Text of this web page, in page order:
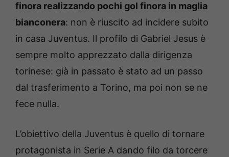
finora realizzando pochi gol finora in maglia
bianconera: non è riuscito ad incidere subito
in casa Juventus. Il profilo di Gabriel Jesus è
sempre molto apprezzato dalla dirigenza
torinese: già in passato è stato ad un passo
dal trasferimento a Torino, ma poi non se ne
fece nulla.
L’obiettivo della Juventus è quello di tornare
protagonista in Serie A dando filo da torcere